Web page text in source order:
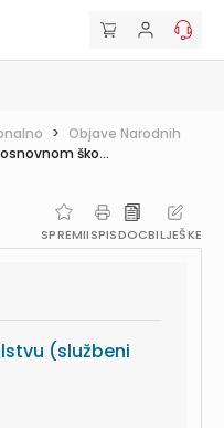
> Objave Narodnih
ško...
SPREMIISPISDOCBILJEŠKE
(službeni